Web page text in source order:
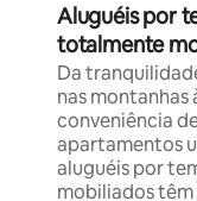
Aluguéis por
totalmente
Da
nas montanhas
conveniência
apartamentos
aluguéis por
mobiliados têm